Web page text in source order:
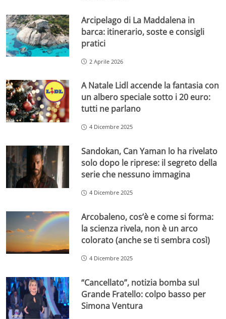
Arcipelago di La Maddalena in
barca: itinerario, soste e consigli
pratici
2 Aprile 2026
A Natale Lidl accende la fantasia con
un albero speciale sotto i 20 euro:
tutti ne parlano
4 Dicembre 2025
Sandokan, Can Yaman lo ha rivelato
solo dopo le riprese: il segreto della
serie che nessuno immagina
4 Dicembre 2025
Arcobaleno, cos’è e come si forma:
la scienza rivela, non è un arco
colorato (anche se ti sembra così)
4 Dicembre 2025
“Cancellato”, notizia bomba sul
Grande Fratello: colpo basso per
Simona Ventura